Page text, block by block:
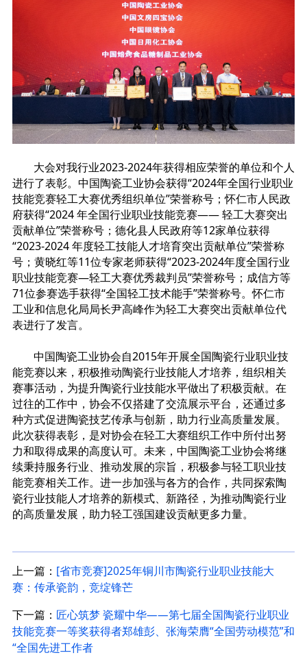
大会对我行业2023-2024年获得相应荣誉的单位和个人
进行了表彰。中国陶瓷工业协会获得“2024年全国行业职业
技能竞赛轻工大赛优秀组织单位”荣誉称号；怀仁市人民政
府获得“2024 年全国行业职业技能竞赛—— 轻工大赛突出
贡献单位”荣誉称号；德化县人民政府等12家单位获得
“2023-2024 年度轻工技能人才培育突出贡献单位”荣誉称
号；黄晓红等11位专家老师获得“2023-2024年度全国行业
职业技能竞赛—轻工大赛优秀裁判员”荣誉称号；成信方等
71位参赛选手获得“全国轻工技术能手”荣誉称号。怀仁市
工业和信息化局局长尹高峰作为轻工大赛突出贡献单位代
表进行了发言。
中国陶瓷工业协会自2015年开展全国陶瓷行业职业技
能竞赛以来，积极推动陶瓷行业技能人才培养，组织相关
赛事活动，为提升陶瓷行业技能水平做出了积极贡献。在
过往的工作中，协会不仅搭建了交流展示平台，还通过多
种方式促进陶瓷技艺传承与创新，助力行业高质量发展。
此次获得表彰，是对协会在轻工大赛组织工作中所付出努
力和取得成果的高度认可。未来，中国陶瓷工业协会将继
续秉持服务行业、推动发展的宗旨，积极参与轻工职业技
能竞赛相关工作。进一步加强与各方的合作，共同探索陶
瓷行业技能人才培养的新模式、新路径，为推动陶瓷行业
的高质量发展，助力轻工强国建设贡献更多力量。
上一篇： [省市竞赛]2025年铜川市陶瓷行业职业技能大
赛：传承瓷韵，竞绽锋芒
下一篇： 匠心筑梦 瓷耀中华——第七届全国陶瓷行业职业
技能竞赛一等奖获得者郑雄彭、张海荣膺“全国劳动模范”和
“全国先进工作者